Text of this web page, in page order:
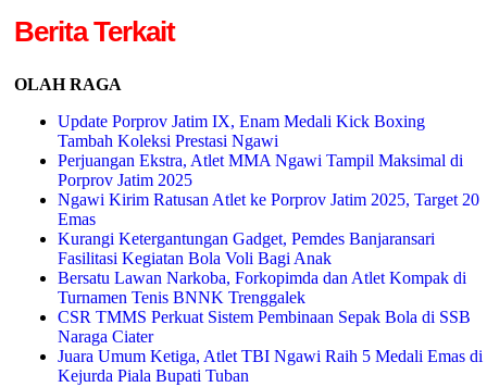
Berita Terkait
OLAH RAGA
Update Porprov Jatim IX, Enam Medali Kick Boxing
Tambah Koleksi Prestasi Ngawi
Perjuangan Ekstra, Atlet MMA Ngawi Tampil Maksimal di
Porprov Jatim 2025
Ngawi Kirim Ratusan Atlet ke Porprov Jatim 2025, Target 20
Emas
Kurangi Ketergantungan Gadget, Pemdes Banjaransari
Fasilitasi Kegiatan Bola Voli Bagi Anak
Bersatu Lawan Narkoba, Forkopimda dan Atlet Kompak di
Turnamen Tenis BNNK Trenggalek
CSR TMMS Perkuat Sistem Pembinaan Sepak Bola di SSB
Naraga Ciater
Juara Umum Ketiga, Atlet TBI Ngawi Raih 5 Medali Emas di
Kejurda Piala Bupati Tuban